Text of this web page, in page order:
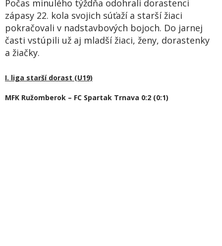
Počas minulého týždňa odohrali dorastenci
zápasy 22. kola svojich súťaží a starší žiaci
pokračovali v nadstavbových bojoch. Do jarnej
časti vstúpili už aj mladší žiaci, ženy, dorastenky
a žiačky.
I. liga starší dorast (U19)
MFK Ružomberok – FC Spartak Trnava 0:2 (0:1)